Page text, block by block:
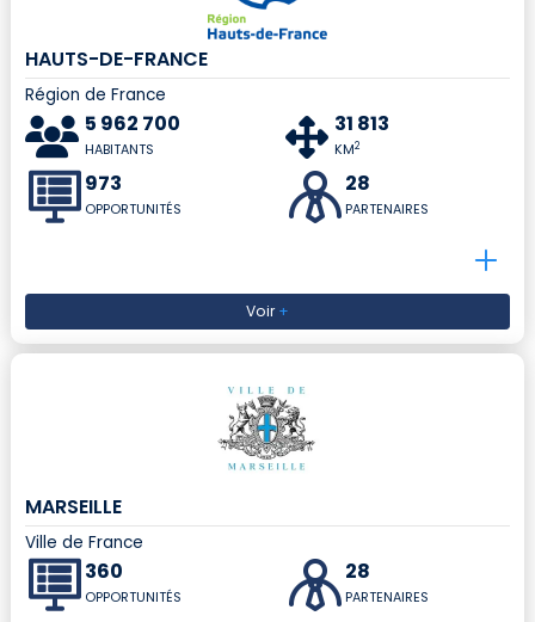
HAUTS-DE-FRANCE
Région de France
5 962 700
HABITANTS
31 813
KM2
973
OPPORTUNITÉS
28
PARTENAIRES
Voir+
MARSEILLE
Ville de France
360
OPPORTUNITÉS
28
PARTENAIRES